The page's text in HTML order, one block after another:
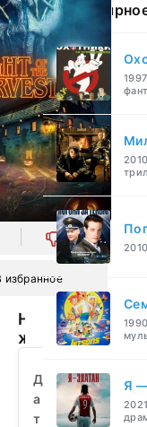
0
избранное
Ночь
жатвы
смотреть
бесплатно
Д
а
т
Я